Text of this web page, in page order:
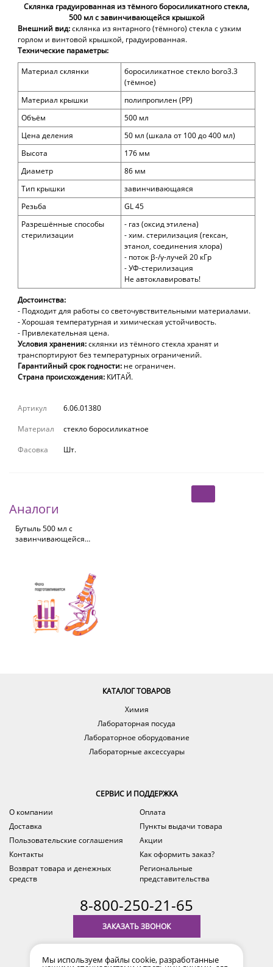
Склянка градуированная из тёмного боросиликатного стекла,
500 мл с завинчивающейся крышкой
Внешний вид:склянка из янтарного (тёмного) стекла с узким
горлом и винтовой крышкой, градуированная.
Технические параметры:
Материал склянки
боросиликатное стекло boro3.3
(тёмное)
Материал крышки
полипропилен (PP)
Объём
500 мл
Цена деления
50 мл (шкала от 100 до 400 мл)
Высота
176 мм
Диаметр
86 мм
Тип крышки
завинчивающаяся
Резьба
GL 45
Разрешённые способы
стерилизации
- газ (оксид этилена)
- хим. стерилизация (гексан,
этанол, соединения хлора)
- поток β-/γ-лучей 20 кГр
- УФ-стерилизация
Не автоклавировать!
Достоинства:
- Подходит для работы со светочувствительными материалами.
- Хорошая температурная и химическая устойчивость.
- Привлекательная цена.
Условия хранения:склянки из тёмного стекла хранят и
транспортируют без температурных ограничений.
Гарантийный срок годности: не ограничен.
Страна происхождения: КИТАЙ.
Артикул
6.06.01380
Материал
стекло боросиликатное
Фасовка
Шт.
Аналоги
Бутыль 500 мл с
завинчивающейся
КАТАЛОГ ТОВАРОВ
Химия
Лабораторная посуда
Лабораторное оборудование
Лабораторные аксессуары
СЕРВИС И ПОДДЕРЖКА
О компании
Оплата
Доставка
Пункты выдачи товара
Пользовательские соглашения
Акции
Контакты
Как оформить заказ?
Возврат товара и денежных
средств
Региональные
представительства
8-800-250-21-65
ЗАКАЗАТЬ ЗВОНОК
время по Уфе (MSK+2)
Мы используем файлы cookie, разработанные